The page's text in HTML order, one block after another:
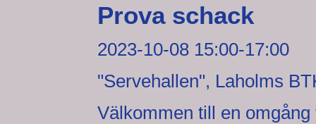
Prova schack
2023-10-08 15:00-17:00
"Servehallen", Laholms
Välkommen till en omgång